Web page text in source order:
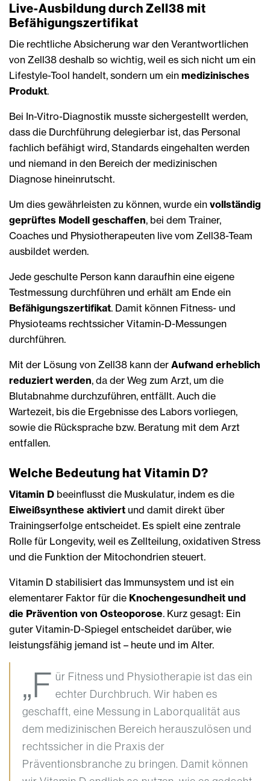
Live-Ausbildung durch Zell38 mit
Befähigungszertifikat
Die rechtliche Absicherung war den Verantwortlichen
von Zell38 deshalb so wichtig, weil es sich nicht um ein
Lifestyle-Tool handelt, sondern um ein medizinisches
Produkt.
Bei In-Vitro-Diagnostik musste sichergestellt werden,
dass die Durchführung delegierbar ist, das Personal
fachlich befähigt wird, Standards eingehalten werden
und niemand in den Bereich der medizinischen
Diagnose hineinrutscht.
Um dies gewährleisten zu können, wurde ein vollständig
geprüftes Modell geschaffen, bei dem Trainer,
Coaches und Physiotherapeuten live vom Zell38-Team
ausbildet werden.
Jede geschulte Person kann daraufhin eine eigene
Testmessung durchführen und erhält am Ende ein
Befähigungszertifikat. Damit können Fitness- und
Physioteams rechtssicher Vitamin-D-Messungen
durchführen.
Mit der Lösung von Zell38 kann der Aufwand erheblich
reduziert werden, da der Weg zum Arzt, um die
Blutabnahme durchzuführen, entfällt. Auch die
Wartezeit, bis die Ergebnisse des Labors vorliegen,
sowie die Rücksprache bzw. Beratung mit dem Arzt
entfallen.
Welche Bedeutung hat Vitamin D?
Vitamin D beeinflusst die Muskulatur, indem es die
Eiweißsynthese aktiviert und damit direkt über
Trainingserfolge entscheidet. Es spielt eine zentrale
Rolle für Longevity, weil es Zellteilung, oxidativen Stress
und die Funktion der Mitochondrien steuert.
Vitamin D stabilisiert das Immunsystem und ist ein
elementarer Faktor für die Knochengesundheit und
die Prävention von Osteoporose. Kurz gesagt: Ein
guter Vitamin-D-Spiegel entscheidet darüber, wie
leistungsfähig jemand ist – heute und im Alter.
„F ür Fitness und Physiotherapie ist das ein
echter Durchbruch. Wir haben es
geschafft, eine Messung in Laborqualität aus
dem medizinischen Bereich herauszulösen und
rechtssicher in die Praxis der
Präventionsbranche zu bringen. Damit können